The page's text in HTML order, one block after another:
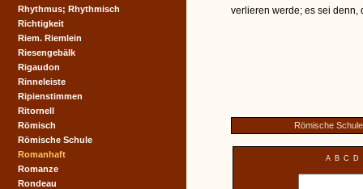
verlieren werde; es sei denn,
Römische Schule
A B C D
Rhythmus; Rhythmisch
Richtigkeit
Riem. Riemlein
Riesengebälk
Rigaudon
Rinneleiste
Ripienstimmen
Ritornell
Römisch
Römische Schule
Romanhaft
Romanze
Rondeau